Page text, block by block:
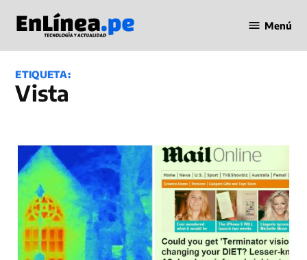
contenido
en Línea
Menú
ETIQUETA:
vista